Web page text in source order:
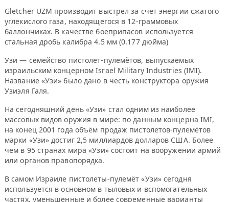
Gletcher UZM производит выстрел за счет энергии сжатого
углекислого газа, находящегося в 12-граммовых
баллончиках. В качестве боеприпасов используется
стальная дробь калибра 4.5 мм (0.177 дюйма)
Узи — семейство пистолет-пулемётов, выпускаемых
израильским концерном Israel Military Industries (IMI).
Название «Узи» было дано в честь конструктора оружия
Узиэля Галя.
На сегодняшний день «Узи» стал одним из наиболее
массовых видов оружия в мире: по данным концерна IMI,
на конец 2001 года объём продаж пистолетов-пулемётов
марки «Узи» достиг 2,5 миллиардов долларов США. Более
чем в 95 странах мира «Узи» состоит на вооружении армий
или органов правопорядка.
В самом Израиле пистолеты-пулемёт «Узи» сегодня
используется в основном в тыловых и вспомогательных
частях, уменьшенные и более современные варианты